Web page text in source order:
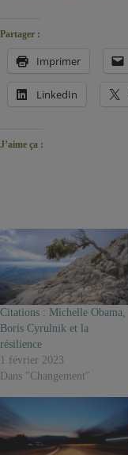
Partager :
Imprimer
LinkedIn
J’aime ça :
Citations : Michelle Obama,
Boris Cyrulnik et la
résilience
1 février 2023
Dans "Changement"